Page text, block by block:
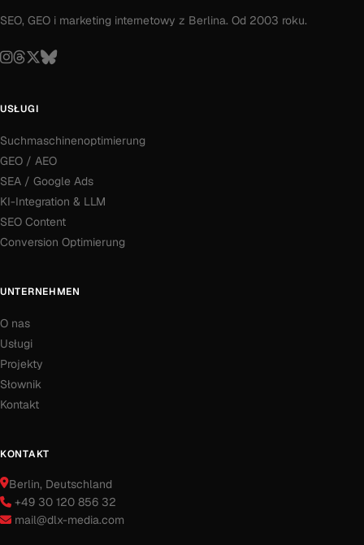
SEO, GEO i marketing internetowy z Berlina. Od 2003 roku.
USŁUGI
Suchmaschinenoptimierung
GEO / AEO
SEA / Google Ads
KI-Integration & LLM
SEO Content
Conversion Optimierung
UNTERNEHMEN
O nas
Usługi
Projekty
Słownik
Kontakt
KONTAKT
Berlin, Deutschland
+49 30 120 856 32
mail@dlx-media.com